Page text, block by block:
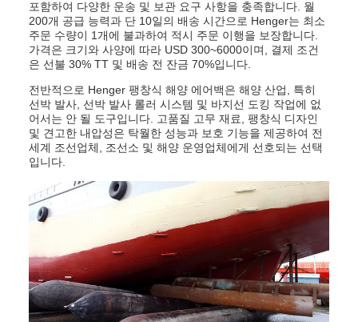
포함하여 다양한 운송 및 보관 요구 사항을 충족합니다. 월
200개 공급 능력과 단 10일의 배송 시간으로 Henger는 최소
주문 수량이 1개에 불과하여 적시 주문 이행을 보장합니다.
가격은 크기와 사양에 따라 USD 300~6000이며, 결제 조건
은 선불 30% TT 및 배송 전 잔금 70%입니다.
전반적으로 Henger 팽창식 해양 에어백은 해양 산업, 특히
선박 발사, 선박 발사 롤러 시스템 및 바지선 도킹 작업에 없
어서는 안 될 도구입니다. 고품질 고무 재료, 팽창식 디자인
및 견고한 내압성은 탁월한 성능과 보호 기능을 제공하여 전
세계 조선업체, 조선소 및 해양 운영업체에게 선호되는 선택
입니다.